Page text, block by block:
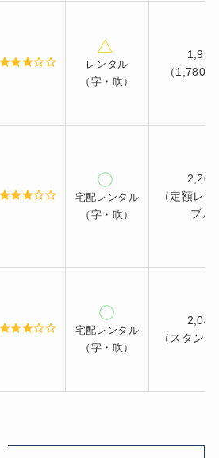
レンタル
（字・吹）
（1,780
宅配レンタル
（字・吹）
（定額レ
ブル
宅配レンタル
（字・吹）
（スタン